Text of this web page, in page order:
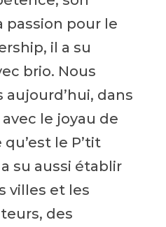
passion pour le
il a su
brio. Nous
dans
le joyau de
le P’tit
su aussi établir
villes et les
des